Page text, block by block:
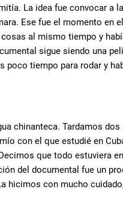
La idea fue convocar a
Ese fue el momento en
al mismo tiempo y
sigue siendo una
poco tiempo para rodar y
chinanteca. Tardamos dos
con el que estudié en
que todo estuviera en
del documental fue un
hicimos con mucho